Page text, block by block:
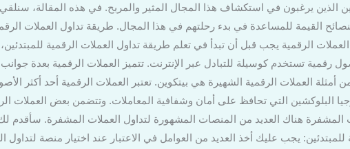
الذين يرغبون في استكشاف هذا المجال المثير والمربح. في هذه المقالة،
القيمة للمساعدة في بدء رحلتهم في هذا المجال. طريقة تداول العملات
الرقمية يجب قبل أن تبدأ في تعلم طريقة تداول العملات الرقمية
رقمية تستخدم كوسيلة للتبادل عبر الإنترنت. تتميز العملات الرقمية بعدة
أمثلة العملات الرقمية الشهيرة هي بيتكوين. تعتبر العملات الرقمية أحد أكثر
البلوكشين التي تحافظ على أمان وشفافية المعاملات. وتتضمن بعض العملات
المشفرة هناك العديد من المنصات المشهورة لتداول العملات المشفرة. سأقدم
للمبتدئين: يجب عليك أخذ العديد من العوامل في الاعتبار عند اختيار منصة